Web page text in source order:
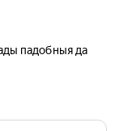
падобныя да